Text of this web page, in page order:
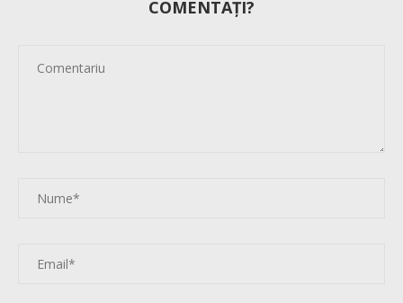
COMENTAȚI?